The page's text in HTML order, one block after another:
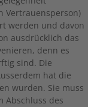
Vertrauensperson)
werden und davon
ausdrücklich das
denn es
sind. Die
hat die
wurden. Sie muss
Abschluss des